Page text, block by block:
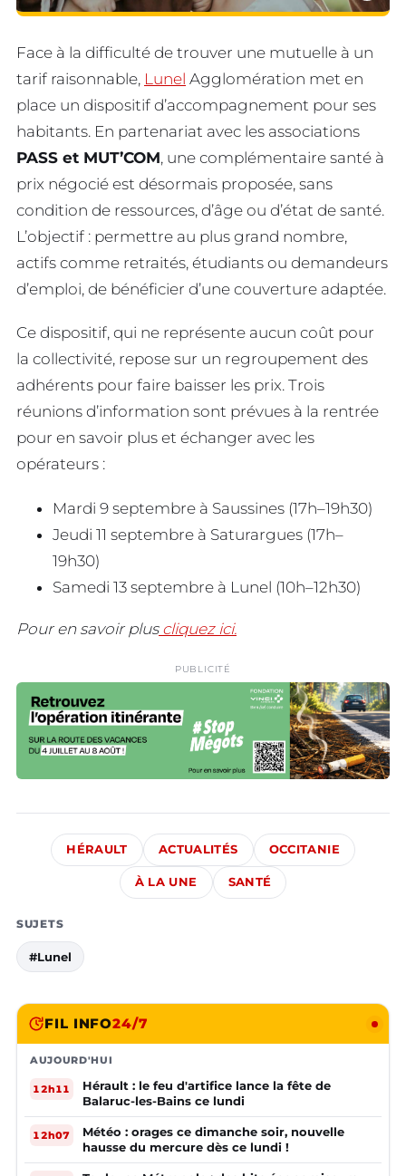
Face à la difficulté de trouver une mutuelle à un
tarif raisonnable, Lunel Agglomération met en
place un dispositif d’accompagnement pour ses
habitants. En partenariat avec les associations
PASS et MUT’COM, une complémentaire santé à
prix négocié est désormais proposée, sans
condition de ressources, d’âge ou d’état de santé.
L’objectif : permettre au plus grand nombre,
actifs comme retraités, étudiants ou demandeurs
d’emploi, de bénéficier d’une couverture adaptée.
Ce dispositif, qui ne représente aucun coût pour
la collectivité, repose sur un regroupement des
adhérents pour faire baisser les prix. Trois
réunions d’information sont prévues à la rentrée
pour en savoir plus et échanger avec les
opérateurs :
Mardi 9 septembre à Saussines (17h–19h30)
Jeudi 11 septembre à Saturargues (17h–
19h30)
Samedi 13 septembre à Lunel (10h–12h30)
Pour en savoir pluscliquez ici.
PUBLICITÉ
HÉRAULT ACTUALITÉS OCCITANIE
À LA UNE SANTÉ
SUJETS
#Lunel
FIL INFO24/7
AUJOURD'HUI
12h11
Hérault : le feu d'artifice lance la fête de
Balaruc-les-Bains ce lundi
12h07
Météo : orages ce dimanche soir, nouvelle
hausse du mercure dès ce lundi !